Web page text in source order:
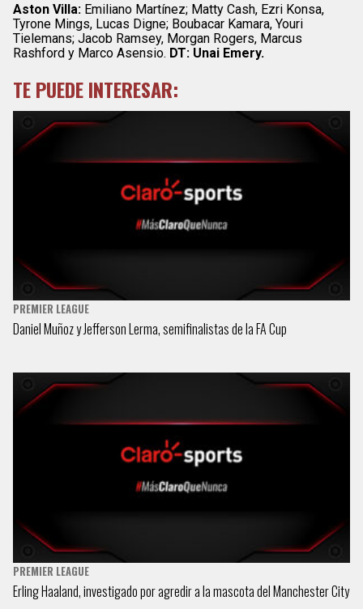
Aston Villa: Emiliano Martínez; Matty Cash, Ezri Konsa,
Tyrone Mings, Lucas Digne; Boubacar Kamara, Youri
Tielemans; Jacob Ramsey, Morgan Rogers, Marcus
Rashford y Marco Asensio. DT: Unai Emery.
TE PUEDE INTERESAR:
PREMIER LEAGUE
Daniel Muñoz y Jefferson Lerma, semifinalistas de la FA Cup
PREMIER LEAGUE
Erling Haaland, investigado por agredir a la mascota del Manchester City